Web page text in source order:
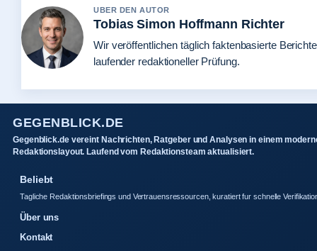
UBER DEN AUTOR
Tobias Simon Hoffmann Richter
Wir veröffentlichen täglich faktenbasierte
laufender redaktioneller Prüfung.
GEGENBLICK.DE
Gegenblick.de vereint Nachrichten, Ratgeber und Analysen in einem
Redaktionslayout. Laufend vom Redaktionsteam aktualisiert.
Beliebt
Tagliche Redaktionsbriefings und Vertrauensressourcen, kuratiert fur schnelle
Über uns
Kontakt